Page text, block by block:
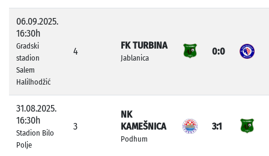
06.09.2025.
16:30h
Gradski
stadion
Salem
Halilhodžić
4
FK TURBINA
Jablanica
0:0
31.08.2025.
16:30h
Stadion Bilo
Polje
3
NK
KAMEŠNICA
Podhum
3:1